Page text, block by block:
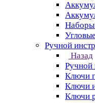
Наборы
Ручной
Назад
Ручной
Ключи
Ключи
Ключи